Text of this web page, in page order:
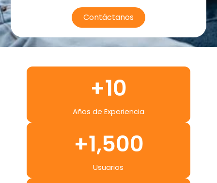
Contáctanos
Años de Experiencia
+10
Usuarios
+1,500